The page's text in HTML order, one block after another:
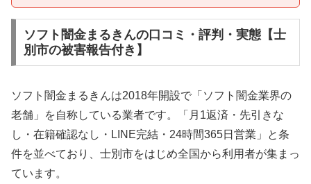
ソフト闇金まるきんの口コミ・評判・実態【士
別市の被害報告付き】
ソフト闇金まるきんは2018年開設で「ソフト闇金業界の
老舗」を自称している業者です。「月1返済・先引きな
し・在籍確認なし・LINE完結・24時間365日営業」と条
件を並べており、士別市をはじめ全国から利用者が集まっ
ています。